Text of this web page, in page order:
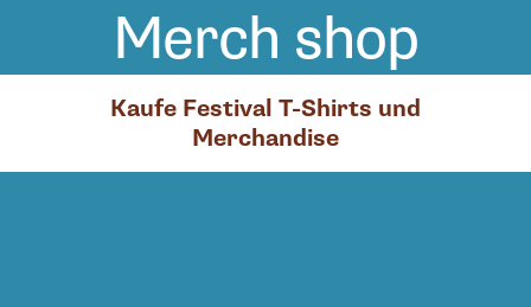
Merch shop
Kaufe Festival T-Shirts und
Merchandise